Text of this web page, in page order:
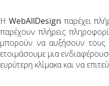
Η WebAllDesign παρέχει
παρέχουν πλήρεις
μπορούν να αυξήσουν τους
ετοιμάσουμε μια
ευρύτερη κλίμακα και να